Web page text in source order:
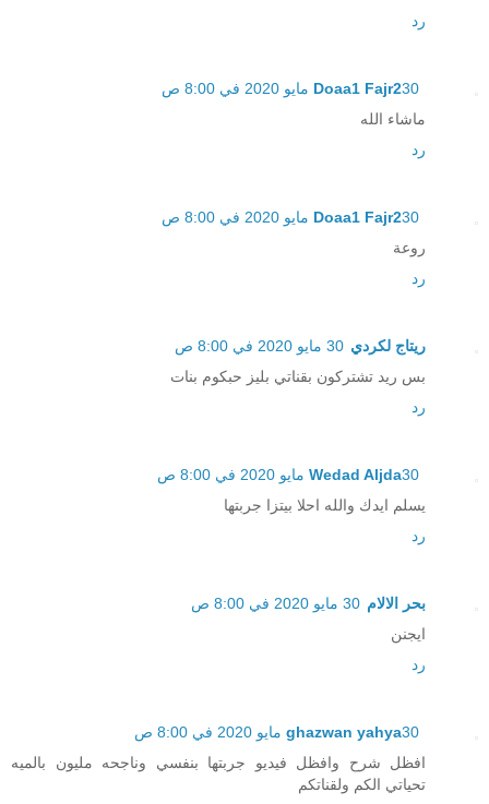
رد
Doaa1 Fajr230 مايو 2020 في 8:00 ص
ماشاء الله
رد
Doaa1 Fajr230 مايو 2020 في 8:00 ص
روعة
رد
ريتاج لكردي 30 مايو 2020 في 8:00 ص
بس ريد تشتركون بقناتي بليز حبكوم بنات
رد
Wedad Aljda30 مايو 2020 في 8:00 ص
يسلم ايدك والله احلا بيتزا جربتها
رد
بحر الالام 30 مايو 2020 في 8:00 ص
ايجنن
رد
ghazwan yahya30 مايو 2020 في 8:00 ص
افظل شرح وافظل فيديو جربتها بنفسي وناجحه مليون بالميه
تحياتي الكم ولقناتكم